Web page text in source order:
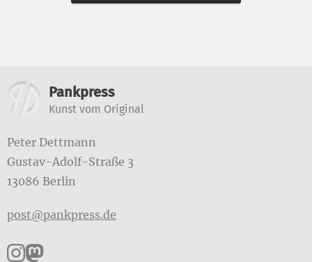
Weitere Informationen
Pankpress
Kunst vom Original
Peter Dettmann
Gustav-Adolf-Straße 3
13086 Berlin
post@pankpress.de
Pankpress auf Instagram
Pankpress auf Mastodon